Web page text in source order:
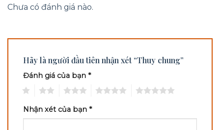
Chưa có đánh giá nào.
Hãy là người đầu tiên nhận xét “Thuy chung”
Đánh giá của bạn *
Nhận xét của bạn *